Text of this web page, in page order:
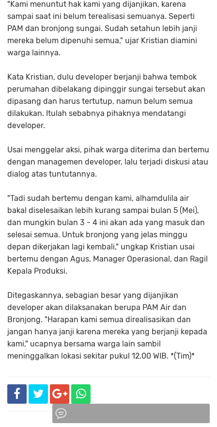
"Kami menuntut hak kami yang dijanjikan, karena
sampai saat ini belum terealisasi semuanya. Seperti
PAM dan bronjong sungai. Sudah setahun lebih janji
mereka belum dipenuhi semua," ujar Kristian diamini
warga lainnya.
Kata Kristian, dulu developer berjanji bahwa tembok
perumahan dibelakang dipinggir sungai tersebut akan
dipasang dan harus tertutup, namun belum semua
dilakukan. Itulah sebabnya pihaknya mendatangi
developer.
Usai menggelar aksi, pihak warga diterima dan bertemu
dengan managemen developer, lalu terjadi diskusi atau
dialog atas tuntutannya.
"Tadi sudah bertemu dengan kami, alhamdulila air
bakal diselesaikan lebih kurang sampai bulan 5 (Mei),
dan mungkin bulan 3 - 4 ini akan ada yang masuk dan
selesai semua. Untuk bronjong yang jelas minggu
depan dikerjakan lagi kembali," ungkap Kristian usai
bertemu dengan Agus, Manager Operasional, dan Ragil
Kepala Produksi.
Ditegaskannya, sebagian besar yang dijanjikan
developer akan dilaksanakan berupa PAM Air dan
Bronjong. "Harapan kami semua direalisasikan dan
jangan hanya janji karena mereka yang berjanji kepada
kami," ucapnya bersama warga lain sambil
meninggalkan lokasi sekitar pukul 12.00 WIB. *(Tim)*